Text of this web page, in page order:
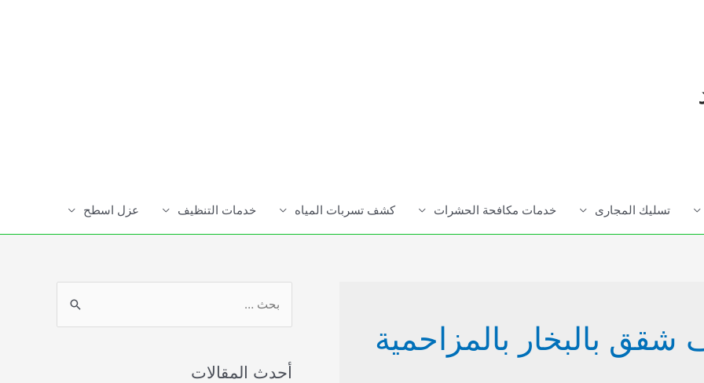
تسليك المجارى خدمات مكافحة الحشرات كشف تسربات المياه خدمات التنظيف عزل اسطح
بالبخار بالمزاحمية
rأحدث المقالات